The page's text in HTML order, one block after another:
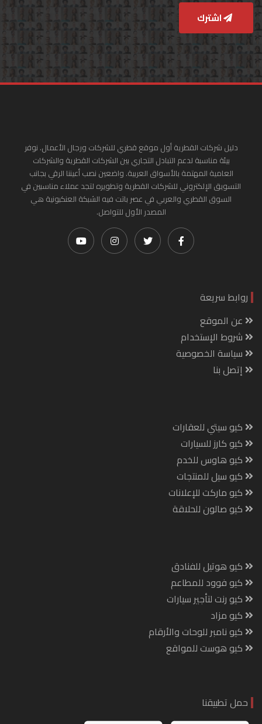
اشترك
دليل شركات القطرية أول موقع قطري للشركات ورجال الأعمال. نوفر
بيئة مناسبة لدعم التبادل التجاري بين الشركات القطرية والشركات
العامية المهتمة بالأسواق العربية. واضعين نصب أعيننا الرقي بجانب
التسويق الإلكتروني للشركات القطرية وتطويره لتجد عملاء مناسبين في
السوق القطري والعربي في عصر باتت فيه الشبكة العنكبونية هي
المصدر الأول للتواصل.
روابط سريعة
عن الموقع
شروط الإستخدام
سياسة الخصوصية
إتصل بنا
كيو سيتي للعقارات
كيو كارز للسيارات
كيو هاوس للخدم
كيو سيل للمنتجات
كيو ماركت للإعلانات
كيو صالون للحلاقة
كيو هوتيل للفنادق
كيو فوود للمطاعم
كيو رنت لتأجير سيارات
كيو مزاد
كيو نامبر للوحات والأرقام
كيو هوست للمواقع
حمل تطبيقنا